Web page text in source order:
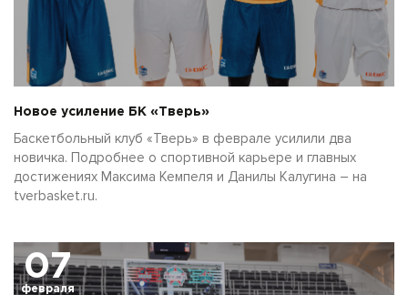
Новое усиление БК «Тверь»
Баскетбольный клуб «Тверь» в феврале усилили два
новичка. Подробнее о спортивной карьере и главных
достижениях Максима Кемпеля и Данилы Калугина – на
tverbasket.ru.
07
февраля